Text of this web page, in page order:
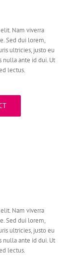
Nam viverra
Sed dui lorem,
ultricies, justo eu
nulla ante id dui. Ut
lectus.
Nam viverra
Sed dui lorem,
ultricies, justo eu
nulla ante id dui. Ut
lectus.